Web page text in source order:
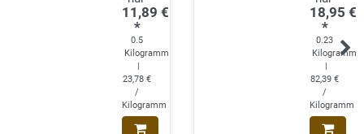
11,89 €
*
0.5
Kilogramm
|
23,78 €
/
Kilogramm
18,95 €
*
0.23
Kilogramm
|
82,39 €
/
Kilogramm